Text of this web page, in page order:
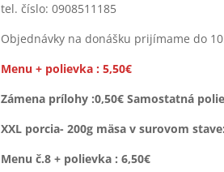
tel. číslo: 0908511185
Objednávky na donášku prijímame do
Menu + polievka : 5,50€
Zámena prílohy :0,50€ Samostatná
XXL porcia- 200g mäsa v surovom
Menu č.8 + polievka : 6,50€